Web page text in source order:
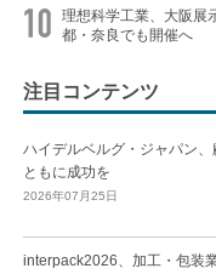
理想科学工業、大阪展
都・奈良でも開催へ
注目コンテンツ
ハイデルベルグ・ジャパン、
ともに成功を
2026年07月25日
interpack2026、加工・包装